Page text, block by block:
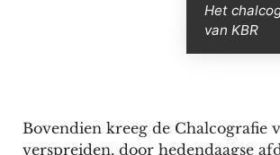
Het
van KBR
Bovendien kreeg de Chalcografie
verspreiden, door hedendaagse